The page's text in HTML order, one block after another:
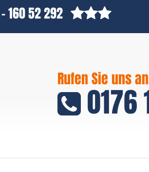
160 52 292
Rufen Sie uns
0176